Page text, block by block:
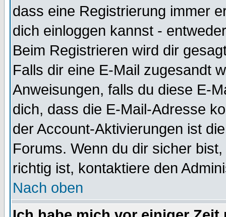
dass eine Registrierung immer
dich einloggen kannst -
Beim Registrieren wird dir
Falls dir eine E-Mail zugesandt
Anweisungen, falls du diese E-
dich, dass die E-Mail-Adresse
der Account-Aktivierungen ist
Forums. Wenn du dir sicher
richtig ist, kontaktiere den
Nach oben